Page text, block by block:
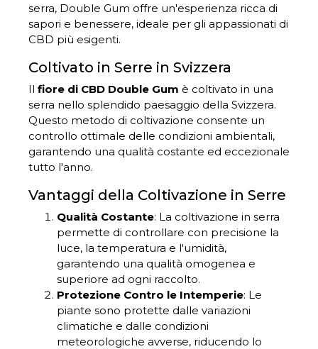
serra, Double Gum offre un'esperienza ricca di
sapori e benessere, ideale per gli appassionati di
CBD più esigenti.
Coltivato in Serre in Svizzera
Il fiore di CBD Double Gum è coltivato in una
serra nello splendido paesaggio della Svizzera.
Questo metodo di coltivazione consente un
controllo ottimale delle condizioni ambientali,
garantendo una qualità costante ed eccezionale
tutto l'anno.
Vantaggi della Coltivazione in Serre
Qualità Costante: La coltivazione in serra
permette di controllare con precisione la
luce, la temperatura e l'umidità,
garantendo una qualità omogenea e
superiore ad ogni raccolto.
Protezione Contro le Intemperie: Le
piante sono protette dalle variazioni
climatiche e dalle condizioni
meteorologiche avverse, riducendo lo